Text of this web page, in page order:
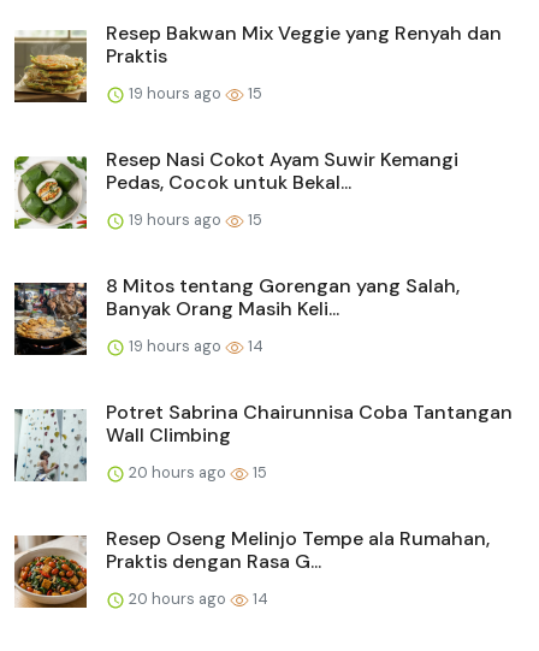
Resep Bakwan Mix Veggie yang Renyah dan
Praktis
19 hours ago 15
Resep Nasi Cokot Ayam Suwir Kemangi
Pedas, Cocok untuk Bekal...
19 hours ago 15
8 Mitos tentang Gorengan yang Salah,
Banyak Orang Masih Keli...
19 hours ago 14
Potret Sabrina Chairunnisa Coba Tantangan
Wall Climbing
20 hours ago 15
Resep Oseng Melinjo Tempe ala Rumahan,
Praktis dengan Rasa G...
20 hours ago 14